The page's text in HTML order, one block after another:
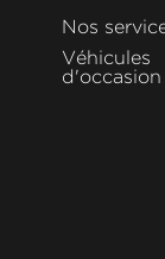
Nos
Véhicules
d'occasion